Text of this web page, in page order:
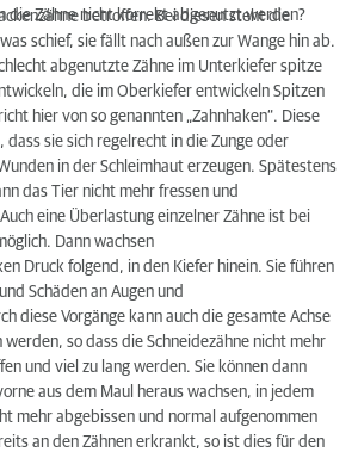
die Zähne nicht korrekt abgenutzt werden?
betroffen. Bei diesen steht die
schief, sie fällt nach außen zur Wange hin ab.
abgenutzte Zähne im Unterkiefer spitze
die im Oberkiefer entwickeln Spitzen
hier von so genannten „Zahnhaken“. Diese
dass sie sich regelrecht in die Zunge oder
in der Schleimhaut erzeugen. Spätestens
das Tier nicht mehr fressen und
eine Überlastung einzelner Zähne ist bei
Dann wachsen
Druck folgend, in den Kiefer hinein. Sie führen
Schäden an Augen und
diese Vorgänge kann auch die gesamte Achse
so dass die Schneidezähne nicht mehr
und viel zu lang werden. Sie können dann
aus dem Maul heraus wachsen, in jedem
mehr abgebissen und normal aufgenommen
an den Zähnen erkrankt, so ist dies für den